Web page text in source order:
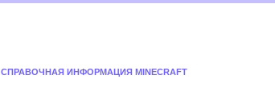
СПРАВОЧНАЯ ИНФОРМАЦИЯ MINECRAFT